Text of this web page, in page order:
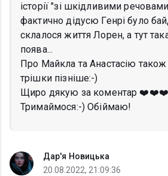
історії "зі шкідливими
фактично дідусю Генрі було
склалося життя Лорен, а тут
поява...
Про Майкла та Анастасію також
трішки пізніше:-)
Щиро дякую за коментар ❤️❤️❤️
Тримаймося:-) Обіймаю!
Дар'я Новицька
20.08.2022, 21:09:36